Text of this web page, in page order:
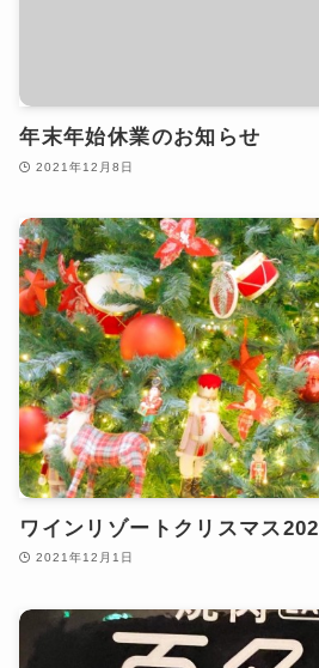
年末年始休業のお知らせ
2021年12月8日
ワインリゾートクリスマス
2021年12月1日